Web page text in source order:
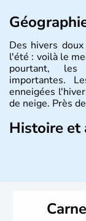
Des hivers
l'été : voilà le
pourtant, les
importantes.
enneigées
de neige. Près
Histoire et
L'Israël est un
vrai essor